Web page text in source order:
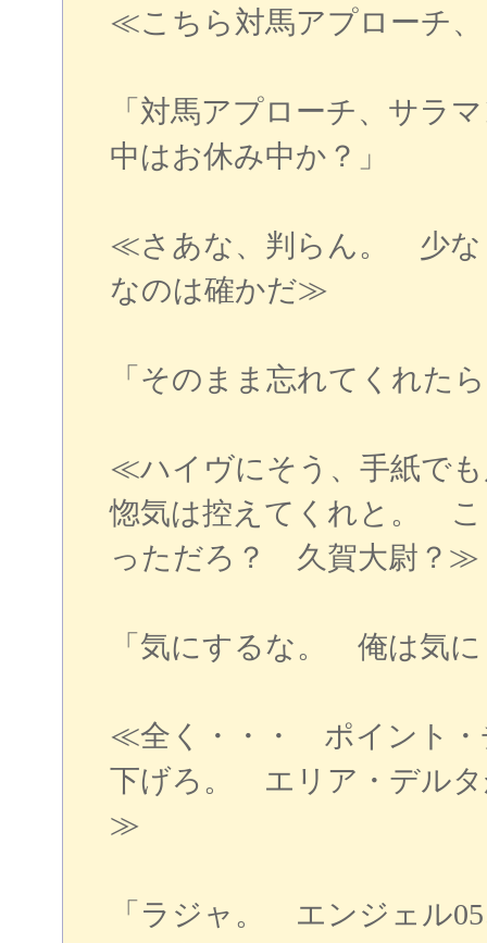
≪こちら対馬アプローチ
「対馬アプローチ、サラ
中はお休み中か？」
≪さあな、判らん。 少な
なのは確かだ≫
「そのまま忘れてくれた
≪ハイヴにそう、手紙で
惚気は控えてくれと。 こ
っただろ？ 久賀大尉？≫
「気にするな。 俺は気
≪全く・・・ ポイント・
下げろ。 エリア・デルタ
≫
「ラジャ。 エンジェル